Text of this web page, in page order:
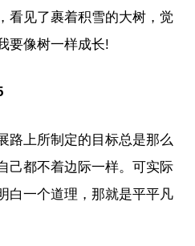
看见了裹着积雪的大树，觉
要像树一样成长!
路上所制定的目标总是那么
己都不着边际一样。可实际
白一个道理，那就是平平凡